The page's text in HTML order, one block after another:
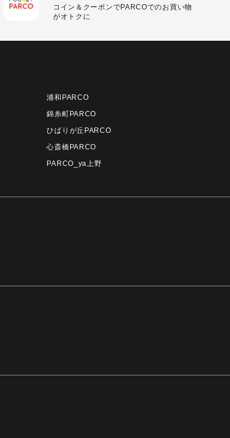
コイン＆クーポンでPARCOでのお買い物
がオトクに
浦和PARCO
錦糸町PARCO
ひばりが丘PARCO
心斎橋PARCO
PARCO_ya上野